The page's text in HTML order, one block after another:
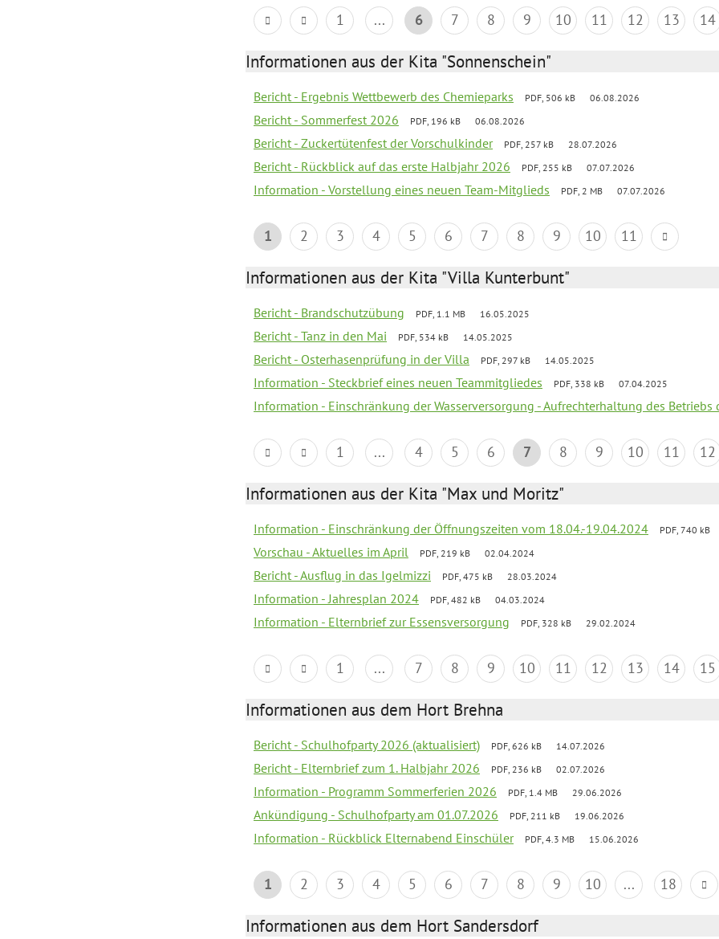
1 ... 6 7 8 9 10 11 12 13 14
Informationen aus der Kita "Sonnenschein"
Bericht - Ergebnis Wettbewerb des Chemieparks PDF, 506 kB 06.08.2026
Bericht - Sommerfest 2026 PDF, 196 kB 06.08.2026
Bericht - Zuckertütenfest der Vorschulkinder PDF, 257 kB 28.07.2026
Bericht - Rückblick auf das erste Halbjahr 2026 PDF, 255 kB 07.07.2026
Information - Vorstellung eines neuen Team-Mitglieds PDF, 2 MB 07.07.2026
1 2 3 4 5 6 7 8 9 10 11
Informationen aus der Kita "Villa Kunterbunt"
Bericht - Brandschutzübung PDF, 1.1 MB 16.05.2025
Bericht - Tanz in den Mai PDF, 534 kB 14.05.2025
Bericht - Osterhasenprüfung in der Villa PDF, 297 kB 14.05.2025
Information - Steckbrief eines neuen Teammitgliedes PDF, 338 kB 07.04.2025
Information - Einschränkung der Wasserversorgung - Aufrechterhaltung des Betriebs
1 ... 4 5 6 7 8 9 10 11 12
Informationen aus der Kita "Max und Moritz"
Information - Einschränkung der Öffnungszeiten vom 18.04.-19.04.2024 PDF, 740 kB
Vorschau - Aktuelles im April PDF, 219 kB 02.04.2024
Bericht - Ausflug in das Igelmizzi PDF, 475 kB 28.03.2024
Information - Jahresplan 2024 PDF, 482 kB 04.03.2024
Information - Elternbrief zur Essensversorgung PDF, 328 kB 29.02.2024
1 ... 7 8 9 10 11 12 13 14 15
Informationen aus dem Hort Brehna
Bericht - Schulhofparty 2026 (aktualisiert) PDF, 626 kB 14.07.2026
Bericht - Elternbrief zum 1. Halbjahr 2026 PDF, 236 kB 02.07.2026
Information - Programm Sommerferien 2026 PDF, 1.4 MB 29.06.2026
Ankündigung - Schulhofparty am 01.07.2026 PDF, 211 kB 19.06.2026
Information - Rückblick Elternabend Einschüler PDF, 4.3 MB 15.06.2026
1 2 3 4 5 6 7 8 9 10 ... 18
Informationen aus dem Hort Sandersdorf